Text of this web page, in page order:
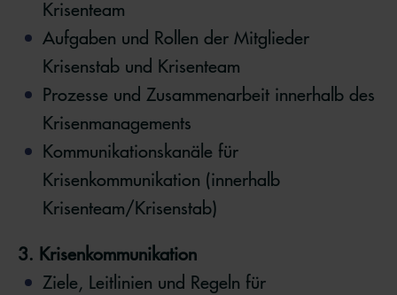
Krisenteam
Aufgaben und Rollen der Mitglieder
Krisenstab und Krisenteam
Prozesse und Zusammenarbeit innerhalb des
Krisenmanagements
Kommunikationskanäle für
Krisenkommunikation (innerhalb
Krisenteam/Krisenstab)
3. Krisenkommunikation
Ziele, Leitlinien und Regeln für